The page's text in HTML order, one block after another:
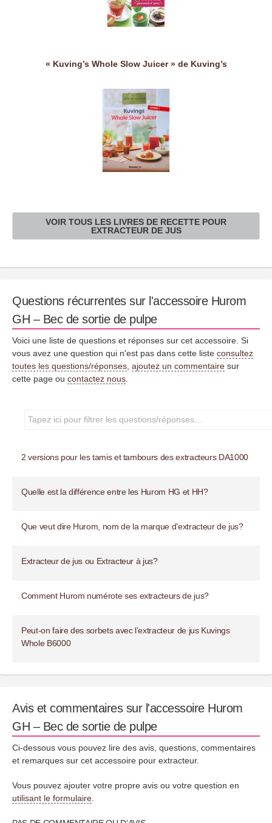
« Kuving’s Whole Slow Juicer » de Kuving’s
VOIR TOUS LES LIVRES DE RECETTE POUR
EXTRACTEUR DE JUS
Questions récurrentes sur l'accessoire Hurom
GH – Bec de sortie de pulpe
Voici une liste de questions et réponses sur cet accessoire. Si
vous avez une question qui n'est pas dans cette liste consultez
toutes les questions/réponses ajoutez un commentaire sur
cette page ou contactez nous
2 versions pour les tamis et tambours des extracteurs DA1000
Quelle est la différence entre les Hurom HG et HH?
Que veut dire Hurom, nom de la marque d’extracteur de jus?
Extracteur de jus ou Extracteur à jus?
Comment Hurom numérote ses extracteurs de jus?
Peut-on faire des sorbets avec l’extracteur de jus Kuvings
Whole B6000
Avis et commentaires sur l'accessoire Hurom
GH – Bec de sortie de pulpe
Ci-dessous vous pouvez lire des avis, questions, commentaires
et remarques sur cet accessoire pour extracteur.
Vous pouvez ajouter votre propre avis ou votre question en
utilisant le formulaire